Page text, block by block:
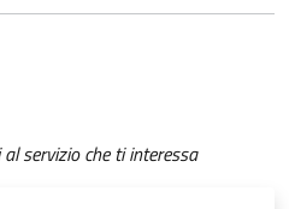
servizio che ti interessa